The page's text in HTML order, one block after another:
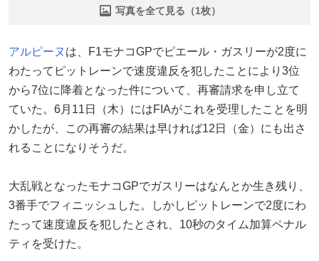
写真を全て見る（1枚）
アルピーヌ は、F1モナコGPでピエール・ガスリーが2度に
わたってピットレーンで速度違反を犯したことにより3位
から7位に降着となった件について、再審請求を申し立て
ていた。6月11日（木）にはFIAがこれを受理したことを明
かしたが、この再審の結果は早ければ12日（金）にも出さ
れることになりそうだ。
大乱戦となったモナコGPでガスリーはなんとか生き残り、
3番手でフィニッシュした。しかしピットレーンで2度にわ
たって速度違反を犯したとされ、10秒のタイム加算ペナル
ティを受けた。